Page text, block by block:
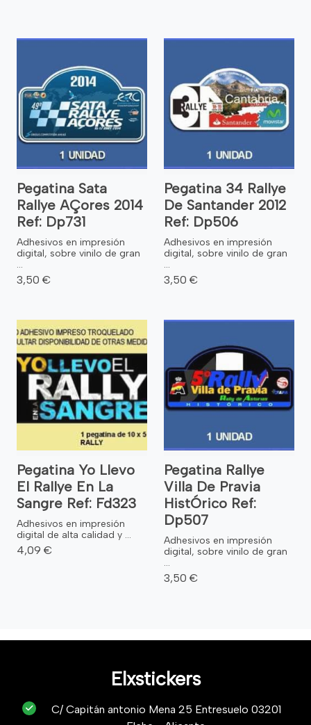
Pegatina Sata
Rallye AÇores 2014
Ref: Dp731
Adhesivos en impresión
digital, sobre vinilo de gran
...
3,50 €
Pegatina 34 Rallye
De Santander 2012
Ref: Dp506
Adhesivos en impresión
digital, sobre vinilo de gran
...
3,50 €
Pegatina Yo Llevo
El Rallye En La
Sangre Ref: Fd323
Adhesivos en impresión
digital de alta calidad y ...
4,09 €
Pegatina Rallye
Villa De Pravia
HistÓrico Ref:
Dp507
Adhesivos en impresión
digital, sobre vinilo de gran
...
3,50 €
Elxstickers
C/ Capitán antonio Mena 25 Entresuelo 03201